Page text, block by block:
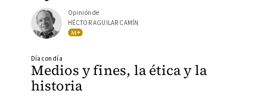
Opinión de
HÉCTOR AGUILAR CAMÍN
Medios y fines, la ética y la
historia
Día con día